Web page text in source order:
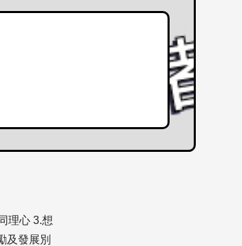
理心 3.想
及發展別